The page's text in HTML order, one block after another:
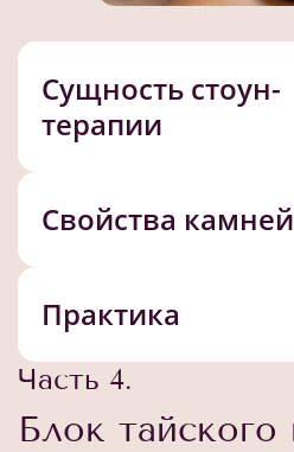
Сущность стоун-
терапии
Свойства камней
Практика
Часть 4.
Блок тайского